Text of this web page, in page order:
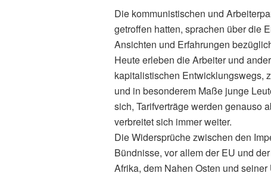
Die kommunistischen und
getroffen hatten, sprachen über die
Ansichten und Erfahrungen
Heute erleben die Arbeiter und
kapitalistischen Entwicklungswegs,
und in besonderem Maße junge
sich, Tarifverträge werden genauso
verbreitet sich immer weiter.
Die Widersprüche zwischen den
Bündnisse, vor allem der EU und
Afrika, dem Nahen Osten und